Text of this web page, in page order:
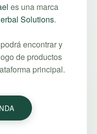
es una marca
Solutions.
encontrar y
de productos
principal.